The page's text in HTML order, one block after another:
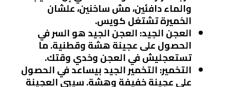
والماء دافئين، مش ساخنين، علشان
الخميرة تشتغل كويس.
العجن الجيد: العجن الجيد هو السر في
الحصول على عجينة هشة وقطنية. ما
تستعجليش في العجن وخدي وقتك.
التخمير: التخمير الجيد بيساعد في الحصول
على عجينة خفيفة وهشة. سيبي العجينة